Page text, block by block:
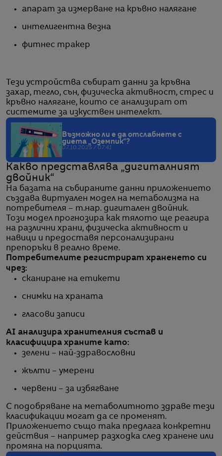
апарат за измерване на кръвно налягане
интелигентна везна
фитнес тракер
Тези устройства събират данни за кръвна
захар, тегло, сън, физическа активност, стрес и
кръвно налягане, които се анализират от
системите за изкуствен интелект.
Възможно ли е да отслабнете с
диета „Оземпик“?
07.10.2025 / 07:41
Какво представлява „дигиталният
двойник“
На базата на събираните данни приложението
създава виртуален модел на метаболизма на
потребителя – т.нар. дигитален двойник.
Този модел прогнозира как тялото ще реагира
на различни храни, физическа активност и
навици и предоставя персонализирани
препоръки в реално време.
Потребителите регистрират храненето си
чрез:
сканиране на етикети
снимки на храната
гласови записи
AI анализира хранителния състав и
класифицира храните като:
зелени – най-здравословни
жълти – умерени
червени – за избягване
С подобряване на метаболитното здраве тези
класификации могат да се променят.
Приложението също така предлага конкретни
действия – например разходка след хранене или
промяна на порцията.